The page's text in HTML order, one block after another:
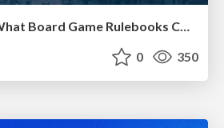
Rethinking IFUs: What Board Game Rulebooks Contribute to IFU Usability
0 350